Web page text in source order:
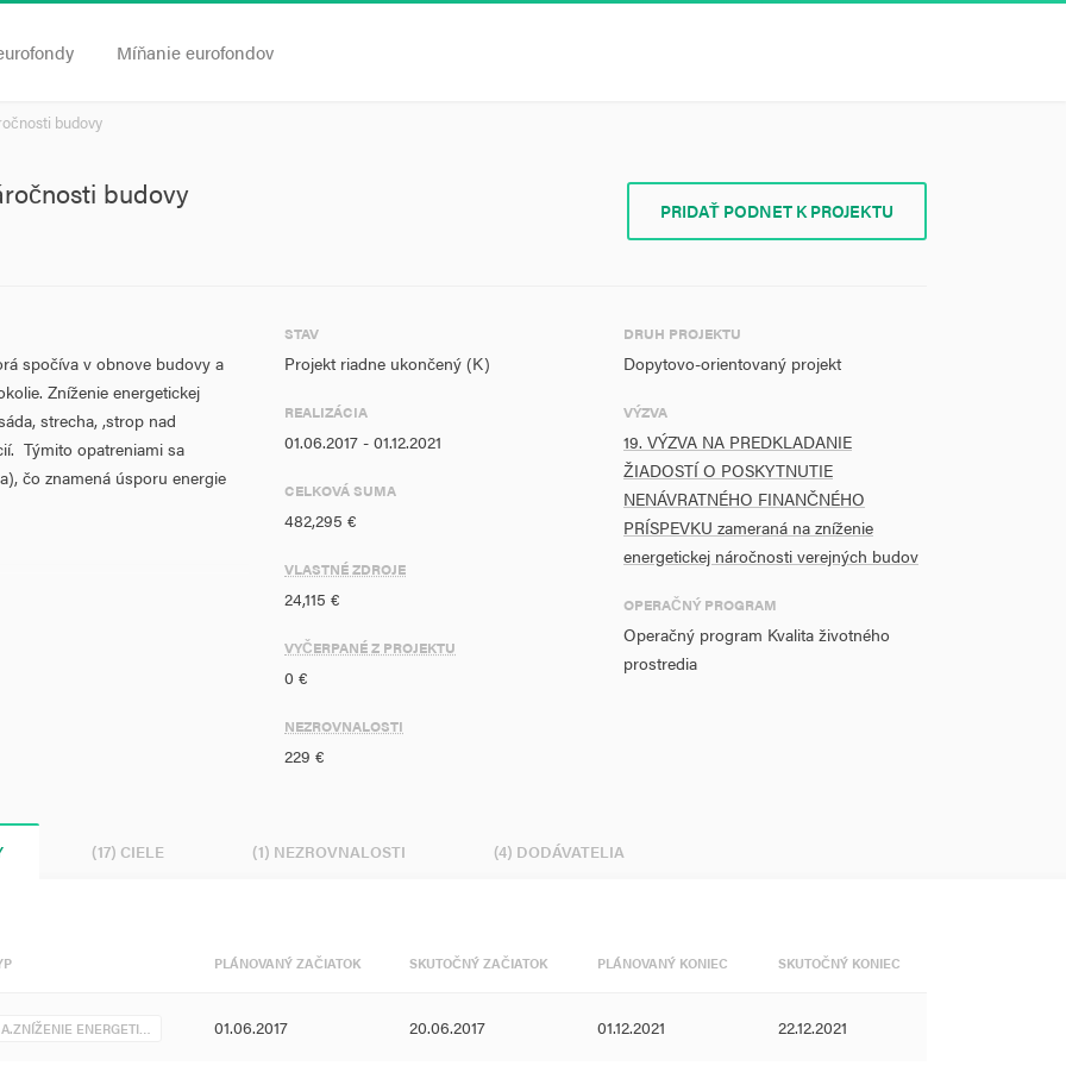
Míňanie eurofondov
budovy
budovy PRIDAŤ PODNET K PROJEKTU
spočíva v obnove budovy a
Zníženie energetickej
strecha, ,strop nad
Týmito opatreniami sa
čo znamená úsporu energie
STAV
Projekt riadne ukončený (K)
REALIZÁCIA
01.06.2017 - 01.12.2021
CELKOVÁ SUMA
482,295 €
VLASTNÉ ZDROJE
24,115 €
VYČERPANÉ Z PROJEKTU
0 €
NEZROVNALOSTI
229 €
DRUH PROJEKTU
Dopytovo-orientovaný projekt
VÝZVA
19. VÝZVA NA PREDKLADANIE
ŽIADOSTÍ O POSKYTNUTIE
NENÁVRATNÉHO FINANČNÉHO
PRÍSPEVKU zameraná na zníženie
energetickej náročnosti verejných budov
OPERAČNÝ PROGRAM
Operačný program Kvalita životného
prostredia
(17) CIELE (1) NEZROVNALOSTI (4) DODÁVATELIA
PLÁNOVANÝ ZAČIATOK SKUTOČNÝ ZAČIATOK PLÁNOVANÝ KONIEC SKUTOČNÝ KONIEC
A.ZNÍŽENIE ENERGETI… 01.06.2017 20.06.2017 01.12.2021 22.12.2021